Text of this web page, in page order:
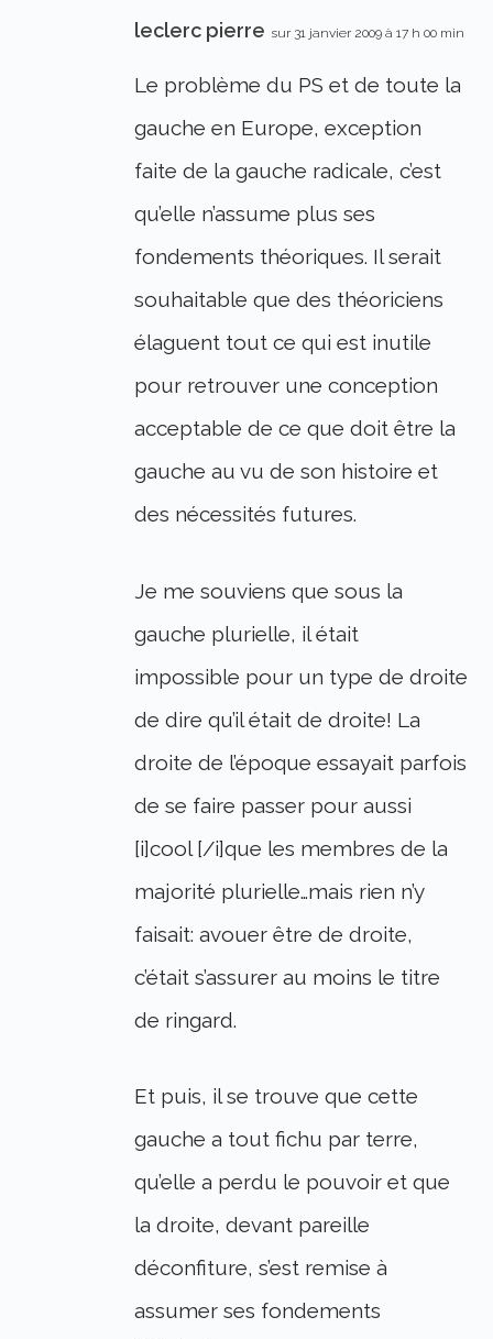
leclerc pierre sur 31 janvier 2009 à 17 h 00 min
Le problème du PS et de toute la
gauche en Europe, exception
faite de la gauche radicale, c’est
qu’elle n’assume plus ses
fondements théoriques. Il serait
souhaitable que des théoriciens
élaguent tout ce qui est inutile
pour retrouver une conception
acceptable de ce que doit être la
gauche au vu de son histoire et
des nécessités futures.
Je me souviens que sous la
gauche plurielle, il était
impossible pour un type de droite
de dire qu’il était de droite! La
droite de l’époque essayait parfois
de se faire passer pour aussi
[i]cool [/i]que les membres de la
majorité plurielle…mais rien n’y
faisait: avouer être de droite,
c’était s’assurer au moins le titre
de ringard.
Et puis, il se trouve que cette
gauche a tout fichu par terre,
qu’elle a perdu le pouvoir et que
la droite, devant pareille
déconfiture, s’est remise à
assumer ses fondements